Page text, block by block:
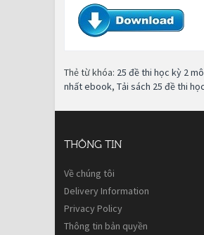
Thẻ từ khóa: 25 đề thi học kỳ 2
nhất ebook, Tải sách 25 đề thi
THÔNG TIN
Về chúng tôi
Delivery Information
Privacy Policy
Thông tin bản quyền